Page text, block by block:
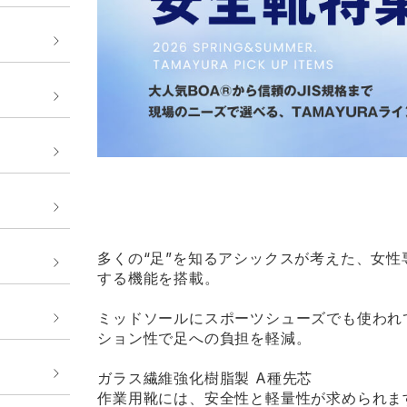
多くの“足”を知るアシックスが考えた、女
する機能を搭載。
ミッドソールにスポーツシューズでも使わ
ション性で足への負担を軽減。
ガラス繊維強化樹脂製 A種先芯
作業用靴には、安全性と軽量性が求められま